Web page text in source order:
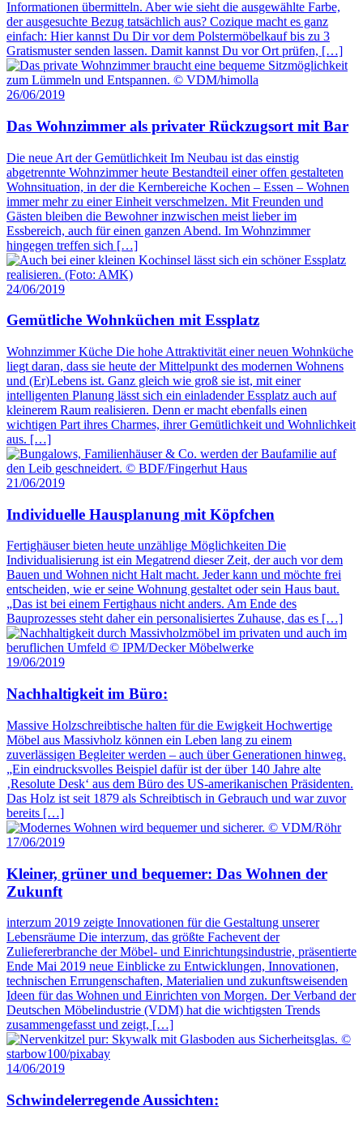
Informationen übermitteln. Aber wie sieht die ausgewählte Farbe,
der ausgesuchte Bezug tatsächlich aus? Cozique macht es ganz
einfach: Hier kannst Du Dir vor dem Polstermöbelkauf bis zu 3
Gratismuster senden lassen. Damit kannst Du vor Ort prüfen, […]
26/06/2019
Das Wohnzimmer als privater Rückzugsort mit Bar
Die neue Art der Gemütlichkeit Im Neubau ist das einstig
abgetrennte Wohnzimmer heute Bestandteil einer offen gestalteten
Wohnsituation, in der die Kernbereiche Kochen – Essen – Wohnen
immer mehr zu einer Einheit verschmelzen. Mit Freunden und
Gästen bleiben die Bewohner inzwischen meist lieber im
Essbereich, auch für einen ganzen Abend. Im Wohnzimmer
hingegen treffen sich […]
24/06/2019
Gemütliche Wohnküchen mit Essplatz
Wohnzimmer Küche Die hohe Attraktivität einer neuen Wohnküche
liegt daran, dass sie heute der Mittelpunkt des modernen Wohnens
und (Er)Lebens ist. Ganz gleich wie groß sie ist, mit einer
intelligenten Planung lässt sich ein einladender Essplatz auch auf
kleinerem Raum realisieren. Denn er macht ebenfalls einen
wichtigen Part ihres Charmes, ihrer Gemütlichkeit und Wohnlichkeit
aus. […]
21/06/2019
Individuelle Hausplanung mit Köpfchen
Fertighäuser bieten heute unzählige Möglichkeiten Die
Individualisierung ist ein Megatrend dieser Zeit, der auch vor dem
Bauen und Wohnen nicht Halt macht. Jeder kann und möchte frei
entscheiden, wie er seine Wohnung gestaltet oder sein Haus baut.
„Das ist bei einem Fertighaus nicht anders. Am Ende des
Bauprozesses steht daher ein personalisiertes Zuhause, das es […]
19/06/2019
Nachhaltigkeit im Büro:
Massive Holzschreibtische halten für die Ewigkeit Hochwertige
Möbel aus Massivholz können ein Leben lang zu einem
zuverlässigen Begleiter werden – auch über Generationen hinweg.
„Ein eindrucksvolles Beispiel dafür ist der über 140 Jahre alte
‚Resolute Desk‘ aus dem Büro des US-amerikanischen Präsidenten.
Das Holz ist seit 1879 als Schreibtisch in Gebrauch und war zuvor
bereits […]
17/06/2019
Kleiner, grüner und bequemer: Das Wohnen der
Zukunft
interzum 2019 zeigte Innovationen für die Gestaltung unserer
Lebensräume Die interzum, das größte Fachevent der
Zuliefererbranche der Möbel- und Einrichtungsindustrie, präsentierte
Ende Mai 2019 neue Einblicke zu Entwicklungen, Innovationen,
technischen Errungenschaften, Materialien und zukunftsweisenden
Ideen für das Wohnen und Einrichten von Morgen. Der Verband der
Deutschen Möbelindustrie (VDM) hat die wichtigsten Trends
zusammengefasst und zeigt, […]
14/06/2019
Schwindelerregende Aussichten: